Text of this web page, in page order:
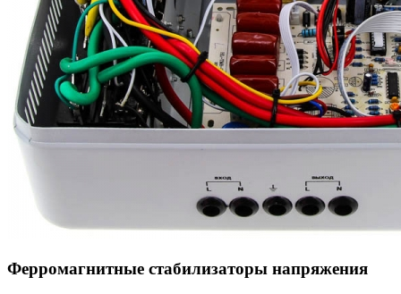
Ферромагнитные стабилизаторы напряжения